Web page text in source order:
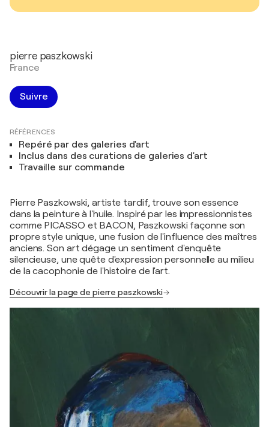
pierre paszkowski
France
Suivre
RÉFÉRENCES
Repéré par des galeries d'art
Inclus dans des curations de galeries d'art
Travaille sur commande
Pierre Paszkowski, artiste tardif, trouve son essence
dans la peinture à l'huile. Inspiré par les impressionnistes
comme PICASSO et BACON, Paszkowski façonne son
propre style unique, une fusion de l'influence des maîtres
anciens. Son art dégage un sentiment d'enquête
silencieuse, une quête d'expression personnelle au milieu
de la cacophonie de l'histoire de l'art.
Découvrir la page de pierre paszkowski